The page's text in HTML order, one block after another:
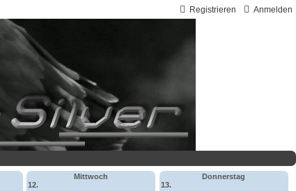
Anmelden
Registrieren
Mittwoch
12.
Donnerstag
13.